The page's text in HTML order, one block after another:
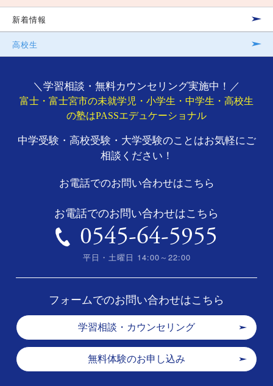
新着情報
高校生
＼学習相談・無料カウンセリング実施中！／
富士・富士宮市の未就学児・小学生・中学生・高校生
の塾はPASSエデュケーショナル
中学受験・高校受験・大学受験のことはお気軽にご
相談ください！
お電話でのお問い合わせはこちら
お電話でのお問い合わせはこちら
0545-64-5955
平日・土曜日 14:00～22:00
フォームでのお問い合わせはこちら
学習相談・カウンセリング
無料体験のお申し込み